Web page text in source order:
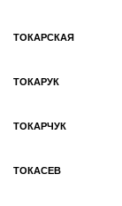
ТОКАРСКАЯ
ТОКАРУК
ТОКАРЧУК
ТОКАСЕВ